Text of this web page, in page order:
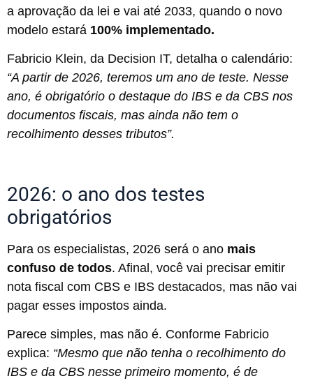
a aprovação da lei e vai até 2033, quando o novo
modelo estará 100% implementado.
Fabricio Klein, da Decision IT, detalha o calendário:
“A partir de 2026, teremos um ano de teste. Nesse
ano, é obrigatório o destaque do IBS e da CBS nos
documentos fiscais, mas ainda não tem o
recolhimento desses tributos”.
2026: o ano dos testes
obrigatórios
Para os especialistas, 2026 será o ano mais
confuso de todos. Afinal, você vai precisar emitir
nota fiscal com CBS e IBS destacados, mas não vai
pagar esses impostos ainda.
Parece simples, mas não é. Conforme Fabricio
explica: “Mesmo que não tenha o recolhimento do
IBS e da CBS nesse primeiro momento, é de